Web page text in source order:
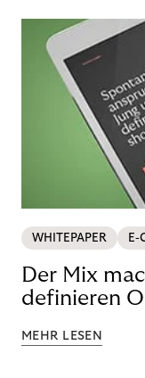
WHITEPAPER E-
Der Mix
definieren
MEHR LESEN